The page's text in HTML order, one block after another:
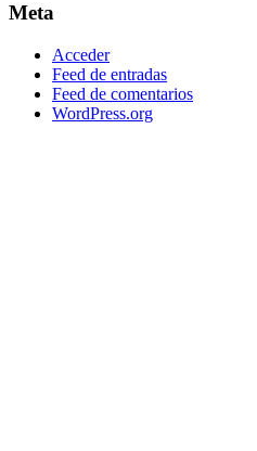
Meta
Acceder
Feed de entradas
Feed de comentarios
WordPress.org